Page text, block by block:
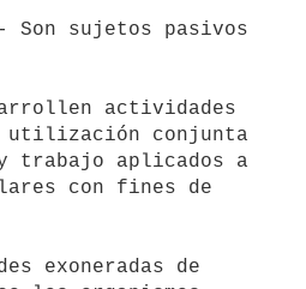
Son sujetos pasivos
actividades
utilización conjunta
con fines de